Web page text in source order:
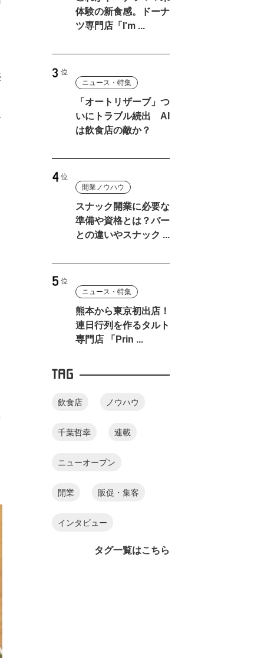
体験の新食感。ドーナ
ツ専門店「I'm ...
ニュース・特集
「オートリザーブ」つ
いにトラブル続出 AI
は飲食店の敵か？
開業ノウハウ
スナック開業に必要な
準備や資格とは？バー
との違いやスナック ...
ニュース・特集
熊本から東京初出店！
連日行列を作るタルト
専門店 「Prin ...
TAG
飲食店 ノウハウ
千葉哲幸 連載
ニューオープン
開業 販促・集客
インタビュー
タグ一覧はこちら